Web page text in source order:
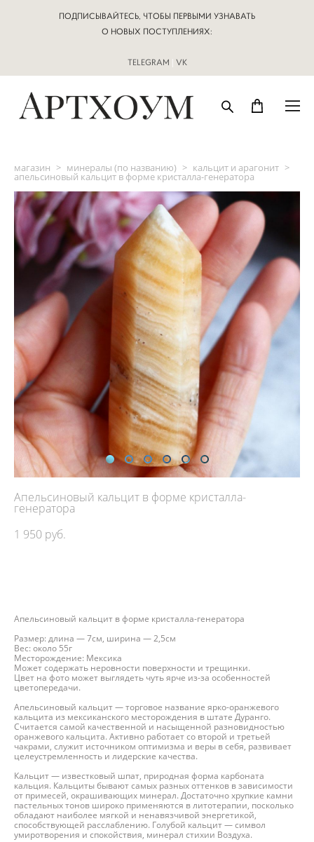
ПОДПИСЫВАЙТЕСЬ, ЧТОБЫ ПЕРВЫМИ УЗНАВАТЬ
О НОВЫХ ПОСТУПЛЕНИЯХ:
TELEGRAM | VK
магазин > минералы (по названию) > кальцит и арагонит >
апельсиновый кальцит в форме кристалла-генератора
Апельсиновый кальцит в форме кристалла-
генератора
1 950 pуб.
Апельсиновый кальцит в форме кристалла-генератора
Размер: длина — 7см, ширина — 2,5см
Вес: около 55г
Месторождение: Мексика
Может содержать неровности поверхности и трещинки.
Цвет на фото может выглядеть чуть ярче из-за особенностей
цветопередачи.
Апельсиновый кальцит — торговое название ярко-оранжевого
кальцита из мексиканского месторождения в штате Дуранго.
Считается самой качественной и насыщенной разновидностью
оранжевого кальцита. Активно работает со второй и третьей
чакрами, служит источником оптимизма и веры в себя, развивает
целеустремленность и лидерские качества.
Кальцит — известковый шпат, природная форма карбоната
кальция. Кальциты бывают самых разных оттенков в зависимости
от примесей, окрашивающих минерал. Достаточно хрупкие камни
пастельных тонов широко применяются в литотерапии, посколько
обладают наиболее мягкой и ненавязчивой энергетикой,
способствующей расслаблению. Голубой кальцит — символ
умиротворения и спокойствия, минерал стихии Воздуха.